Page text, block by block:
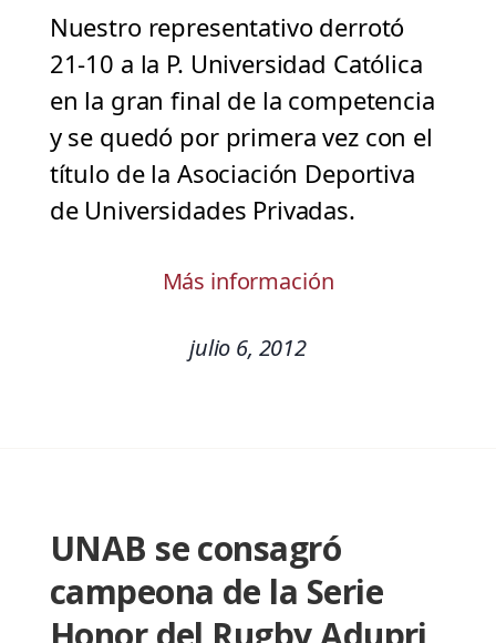
Nuestro representativo derrotó
21-10 a la P. Universidad Católica
en la gran final de la competencia
y se quedó por primera vez con el
título de la Asociación Deportiva
de Universidades Privadas.
Más información
julio 6, 2012
UNAB se consagró
campeona de la Serie